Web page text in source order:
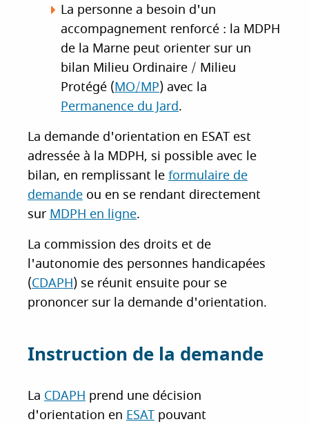
La personne a besoin d'un
accompagnement renforcé : la MDPH
de la Marne peut orienter sur un
bilan Milieu Ordinaire / Milieu
Protégé (MO/MP) avec la
Permanence du Jard.
La demande d'orientation en ESAT est
adressée à la MDPH, si possible avec le
bilan, en remplissant le formulaire de
demande ou en se rendant directement
sur MDPH en ligne.
La commission des droits et de
l'autonomie des personnes handicapées
(CDAPH) se réunit ensuite pour se
prononcer sur la demande d'orientation.
Instruction de la demande
La CDAPH prend une décision
d'orientation en ESAT pouvant